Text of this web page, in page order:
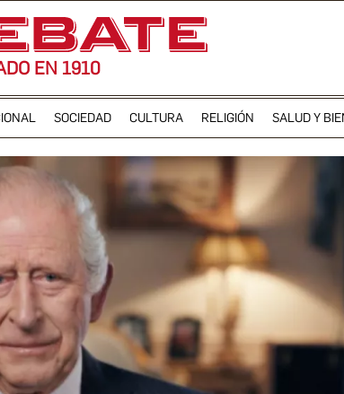
EN 1910
SOCIEDAD CULTURA RELIGIÓN SALUD Y